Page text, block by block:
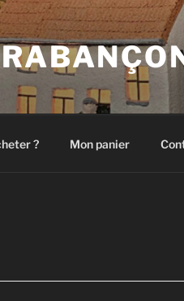
? Mon panier